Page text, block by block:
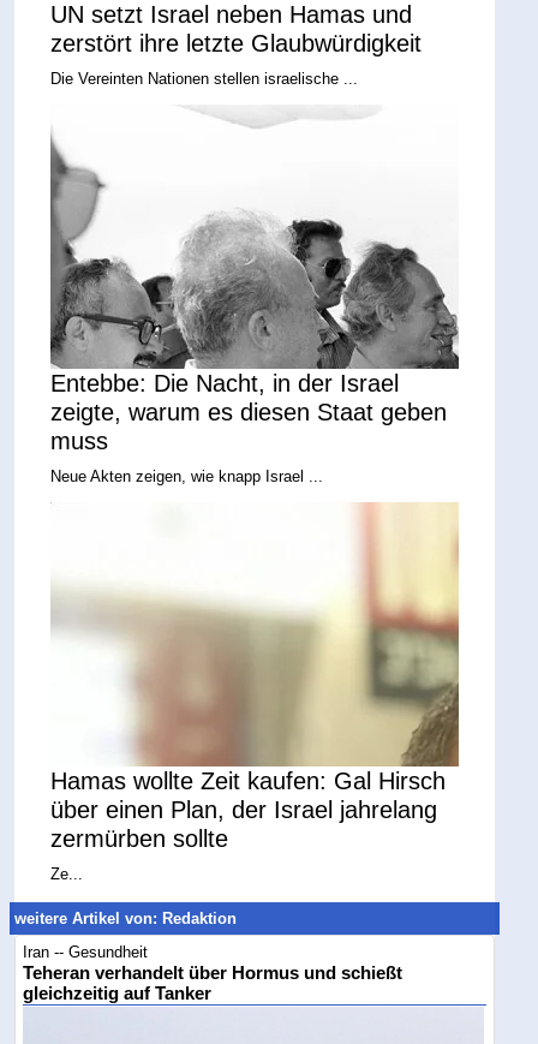
UN setzt Israel neben Hamas und
zerstört ihre letzte Glaubwürdigkeit
Die Vereinten Nationen stellen israelische ...
Entebbe: Die Nacht, in der Israel
zeigte, warum es diesen Staat geben
muss
Neue Akten zeigen, wie knapp Israel ...
Hamas wollte Zeit kaufen: Gal Hirsch
über einen Plan, der Israel jahrelang
zermürben sollte
Ze...
weitere Artikel von: Redaktion
Iran -- Gesundheit
Teheran verhandelt über Hormus und schießt
gleichzeitig auf Tanker